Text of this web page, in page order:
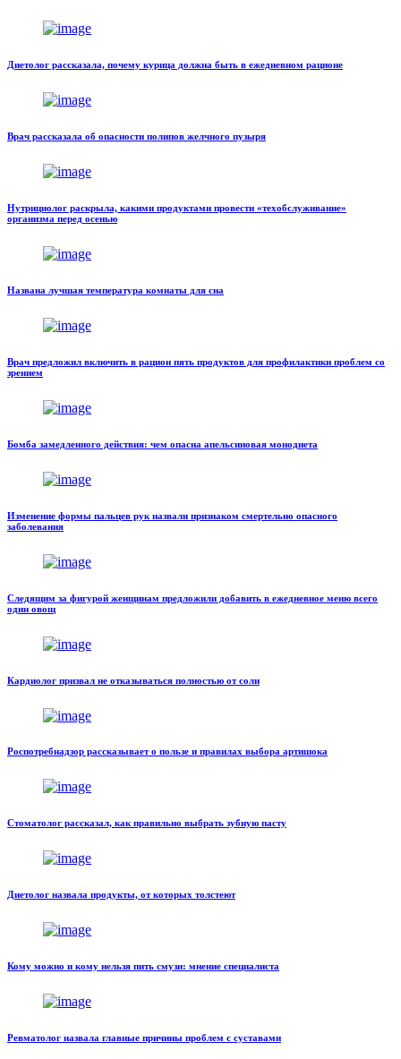
Диетолог рассказала, почему курица должна быть в ежедневном рационе
Врач рассказала об опасности полипов желчного пузыря
Нутрициолог раскрыла, какими продуктами провести «техобслуживание»
организма перед осенью
Названа лучшая температура комнаты для сна
Врач предложил включить в рацион пять продуктов для профилактики проблем со
зрением
Бомба замедленного действия: чем опасна апельсиновая монодиета
Изменение формы пальцев рук назвали признаком смертельно опасного
заболевания
Следящим за фигурой женщинам предложили добавить в ежедневное меню всего
один овощ
Кардиолог призвал не отказываться полностью от соли
Роспотребнадзор рассказывает о пользе и правилах выбора артишока
Стоматолог рассказал, как правильно выбрать зубную пасту
Диетолог назвала продукты, от которых толстеют
Кому можно и кому нельзя пить смузи: мнение специалиста
Ревматолог назвала главные причины проблем с суставами